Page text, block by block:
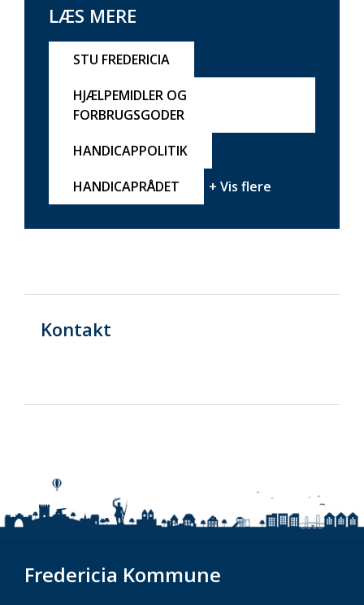
LÆS MERE
STU FREDERICIA
HJÆLPEMIDLER OG
FORBRUGSGODER
HANDICAPPOLITIK
HANDICAPRÅDET
+ Vis flere
Kontakt
Fredericia Kommune